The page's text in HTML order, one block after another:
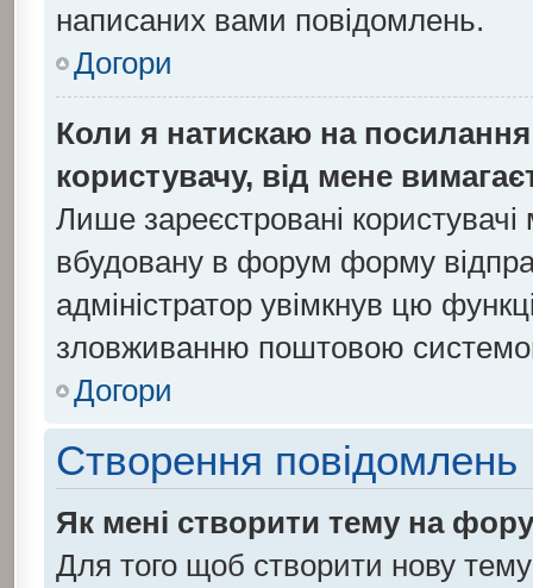
написаних вами повідомлень.
Догори
Коли я натискаю на
користувачу, від мене
Лише зареєстровані
вбудовану в форум форму
адміністратор увімкнув цю
зловживанню поштовою
Догори
Створення повідомлень
Як мені створити тему на
Для того щоб створити нову